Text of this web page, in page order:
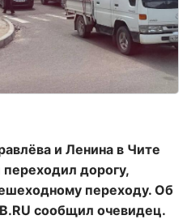
и Ленина в Чите
дорогу,
переходу. Об
сообщил очевидец.